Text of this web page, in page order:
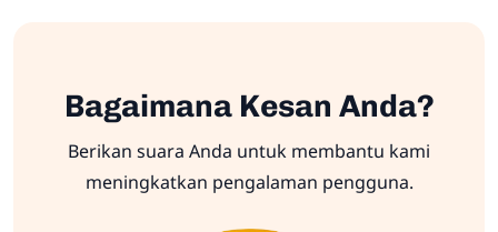
Bagaimana Kesan Anda?
Berikan suara Anda untuk membantu kami
meningkatkan pengalaman pengguna.